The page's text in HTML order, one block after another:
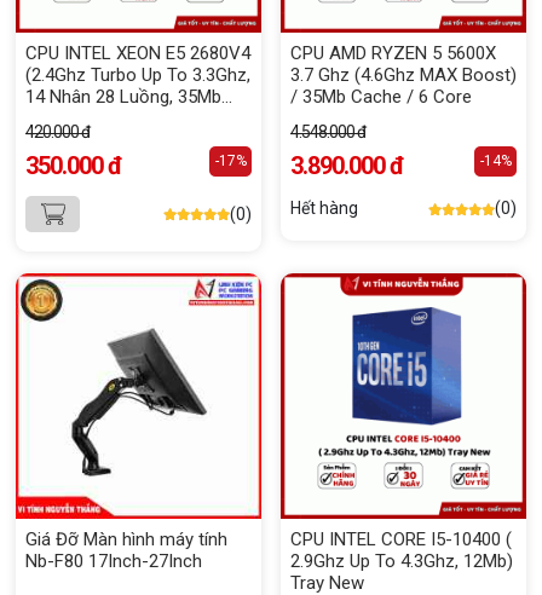
CPU INTEL XEON E5 2680V4
(2.4Ghz Turbo Up To 3.3Ghz,
14 Nhân 28 Luồng, 35Mb
420.000 đ
350.000 đ -17%
(0)
CPU AMD RYZEN 5 5600X
3.7 Ghz (4.6Ghz MAX Boost)
/ 35Mb Cache / 6 Core
4.548.000 đ
3.890.000 đ -14%
Hết hàng (0)
Giá Đỡ Màn hình máy tính
Nb-F80 17Inch-27Inch
CPU INTEL CORE I5-10400 (
2.9Ghz Up To 4.3Ghz, 12Mb)
Tray New